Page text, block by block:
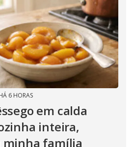
6 HORAS
em calda
inteira,
minha família